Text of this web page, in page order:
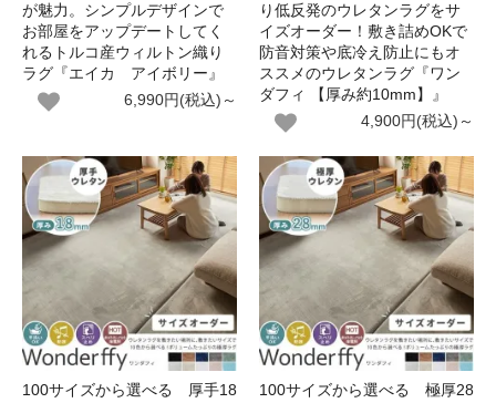
が魅力。シンプルデザインで
お部屋をアップデートしてく
れるトルコ産ウィルトン織り
ラグ『エイカ アイボリー』
6,990円(税込)～
り低反発のウレタンラグをサ
イズオーダー！敷き詰めOKで
防音対策や底冷え防止にもオ
ススメのウレタンラグ『ワン
ダフィ 【厚み約10mm】』
4,900円(税込)～
100サイズから選べる 厚手18
100サイズから選べる 極厚28